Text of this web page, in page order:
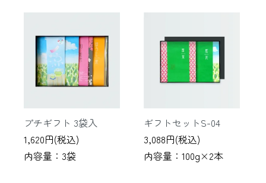
プチギフト 3袋入
1,620円(税込)
内容量：3袋
ギフトセットS-04
3,088円(税込)
内容量：100g×2本